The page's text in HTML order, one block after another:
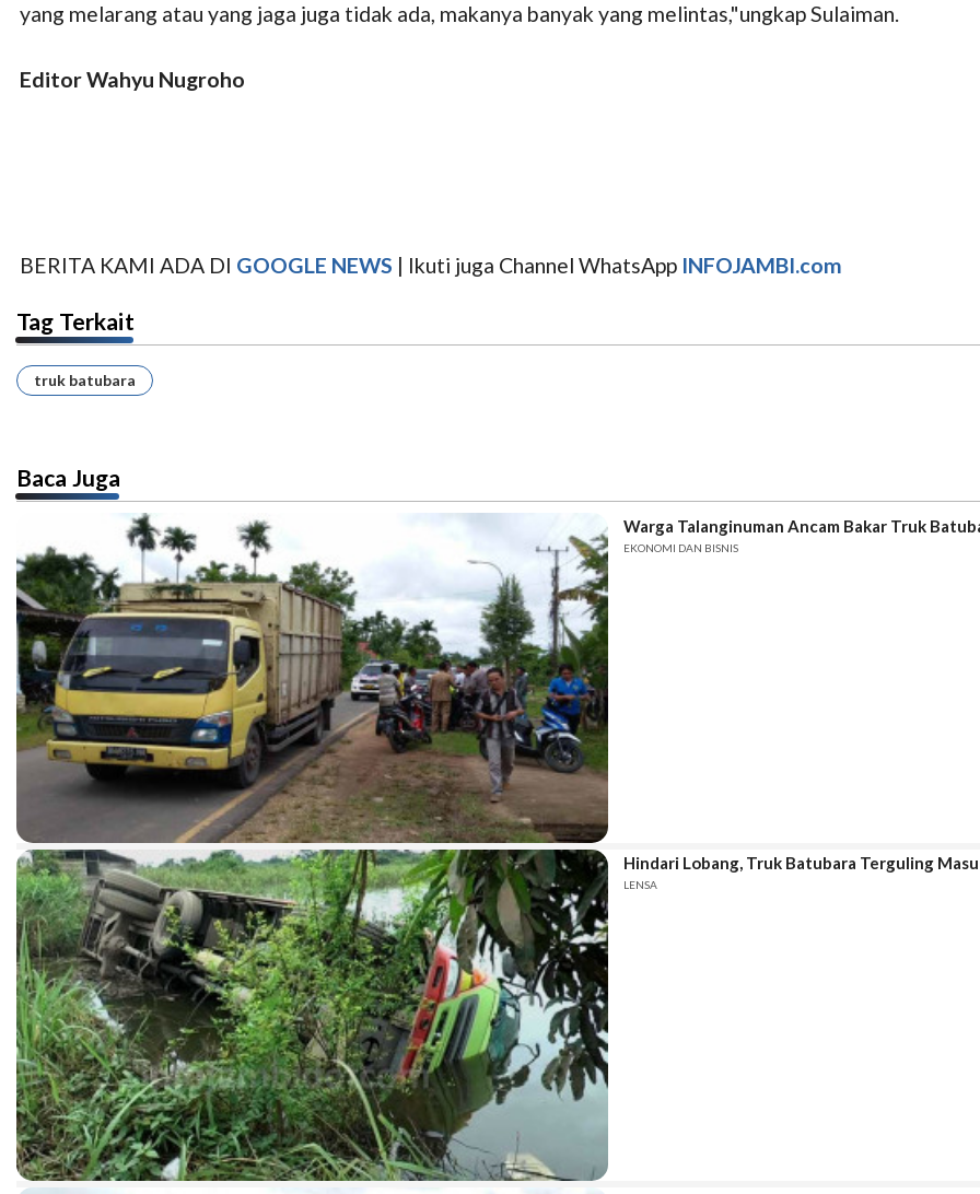
yang melarang atau yang jaga juga tidak ada, makanya banyak yang melintas,"ungkap Sulaiman.
Editor Wahyu Nugroho
BERITA KAMI ADA DI GOOGLE NEWS | Ikuti juga Channel WhatsApp INFOJAMBI.com
Tag Terkait
truk batubara
Baca Juga
Warga Talanginuman Ancam Bakar Truk
EKONOMI DAN BISNIS
Hindari Lobang, Truk Batubara Terguling
LENSA